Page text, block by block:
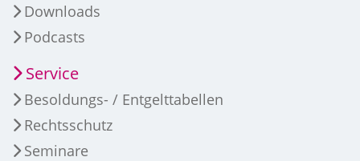
Downloads
Podcasts
Service
Besoldungs- / Entgelttabellen
Rechtsschutz
Seminare